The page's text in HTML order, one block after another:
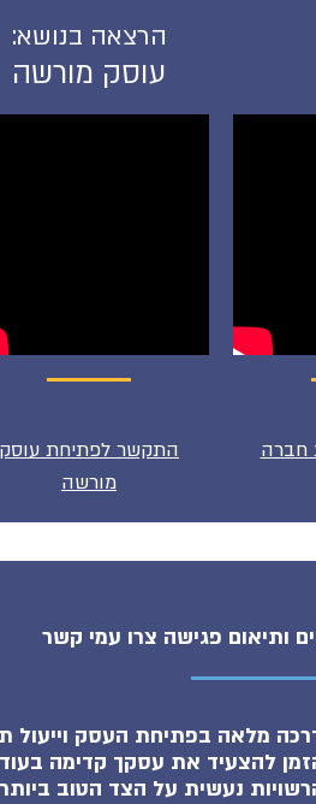
ותיאום פגישה צרו עמי קשר
מלאה בפתיחת העסק וייעול
להצעיד את עסקך קדימה
נעשית על הצד הטוב
חברה
הרצאה בנושא:
עוסק מורשה
התקשר לפתיחת עוסק
מורשה